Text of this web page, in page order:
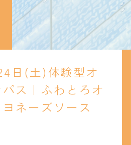
日(土)体験型オ
ス｜ふわとろオ
ネーズソース